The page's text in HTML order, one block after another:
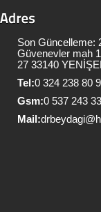
Son Güncelleme:
Güvenevler mah
27 33140
Tel:0 324 238 80
Gsm:0 537 243
Mail: